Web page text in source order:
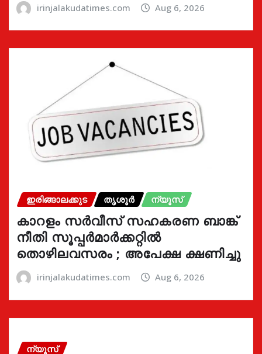
irinjalakudatimes.com Aug 6, 2026
ഇരിങ്ങാലക്കുട തൃശൂർ ന്യൂസ്
കാറളം സർവീസ് സഹകരണ ബാങ്ക്
നീതി സൂപ്പർമാർക്കറ്റിൽ
തൊഴിലവസരം ; അപേക്ഷ ക്ഷണിച്ചു
irinjalakudatimes.com Aug 6, 2026
ന്യൂസ്